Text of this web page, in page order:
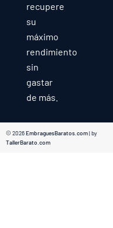
recupere
su
máximo
rendimiento
sin
gastar
de más.
© 2026EmbraguesBaratos.com| by
TallerBarato.com